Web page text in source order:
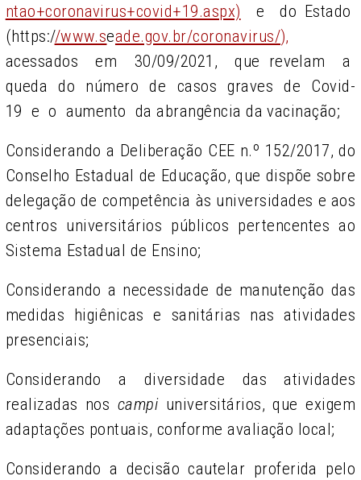
ntao+coronavirus+covid+19.aspx) e do Estado
(https://www.seade.gov.br/coronavirus/),
acessados em 30/09/2021, que revelam a
queda do número de casos graves de Covid-
19 e o aumento da abrangência da vacinação;
Considerando a Deliberação CEE n.º 152/2017, do
Conselho Estadual de Educação, que dispõe sobre
delegação de competência às universidades e aos
centros universitários públicos pertencentes ao
Sistema Estadual de Ensino;
Considerando a necessidade de manutenção das
medidas higiênicas e sanitárias nas atividades
presenciais;
Considerando a diversidade das atividades
realizadas nos campi universitários, que exigem
adaptações pontuais, conforme avaliação local;
Considerando a decisão cautelar proferida pelo